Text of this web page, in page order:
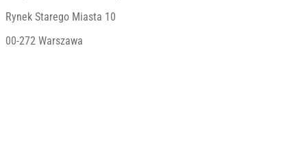
Rynek Starego Miasta 10
00-272 Warszawa